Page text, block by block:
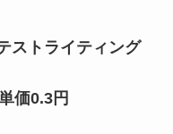
ストライティング
価0.3円